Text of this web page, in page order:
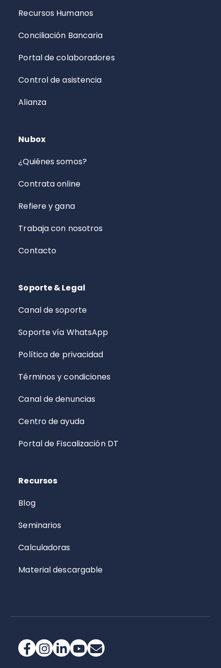
Recursos Humanos
Conciliación Bancaria
Portal de colaboradores
Control de asistencia
Alianza
Nubox
¿Quiénes somos?
Contrata online
Refiere y gana
Trabaja con nosotros
Contacto
Soporte & Legal
Canal de soporte
Soporte vía WhatsApp
Política de privacidad
Términos y condiciones
Canal de denuncias
Centro de ayuda
Portal de Fiscalización DT
Recursos
Blog
Seminarios
Calculadoras
Material descargable